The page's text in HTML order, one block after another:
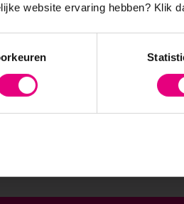
website ervaring hebben? Klik
over